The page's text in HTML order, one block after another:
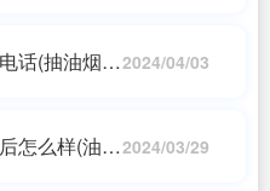
话(抽油烟机2024/04/03
怎么样(油烟2024/03/29